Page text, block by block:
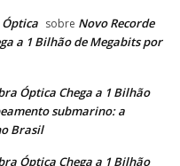
Óptica sobre Novo Recorde
a 1 Bilhão de Megabits por
Óptica Chega a 1 Bilhão
submarino: a
Brasil
Óptica Chega a 1 Bilhão